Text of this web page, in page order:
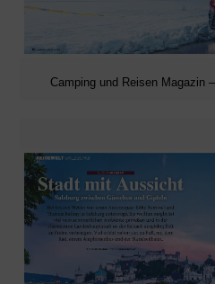
Camping und Reisen Magazin